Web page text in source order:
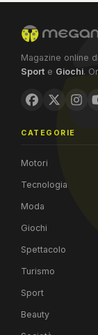
Magazine online di
Sport e Giochi.
CATEGORIE
Motori
Tecnologia
Moda
Giochi
Spettacolo
Turismo
Sport
Beauty